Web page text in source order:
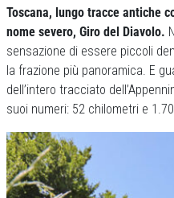
Toscana, lungo tracce antiche
nome severo, Giro del Diavolo.
sensazione di essere piccoli
la frazione più panoramica. E
dell’intero tracciato
suoi numeri: 52 chilometri e